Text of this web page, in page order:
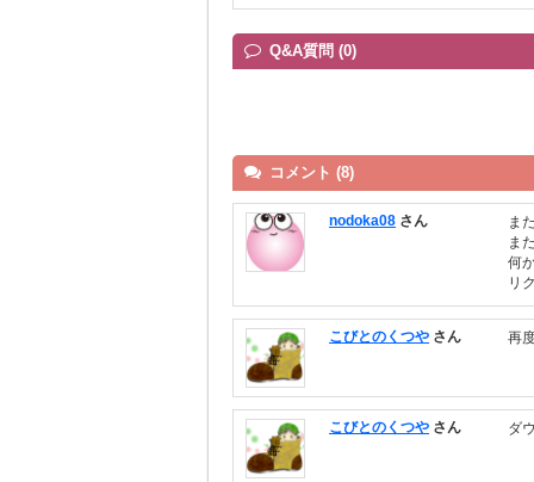
Q&A質問 (0)
コメント (8)
nodoka08 さん
ま
ま
何
リ
こびとのくつや さん 再
こびとのくつや さん ダ